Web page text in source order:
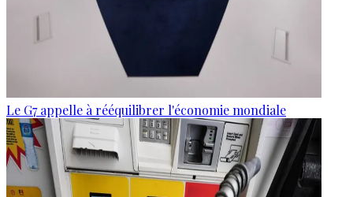
Le G7 appelle à rééquilibrer l'économie mondiale